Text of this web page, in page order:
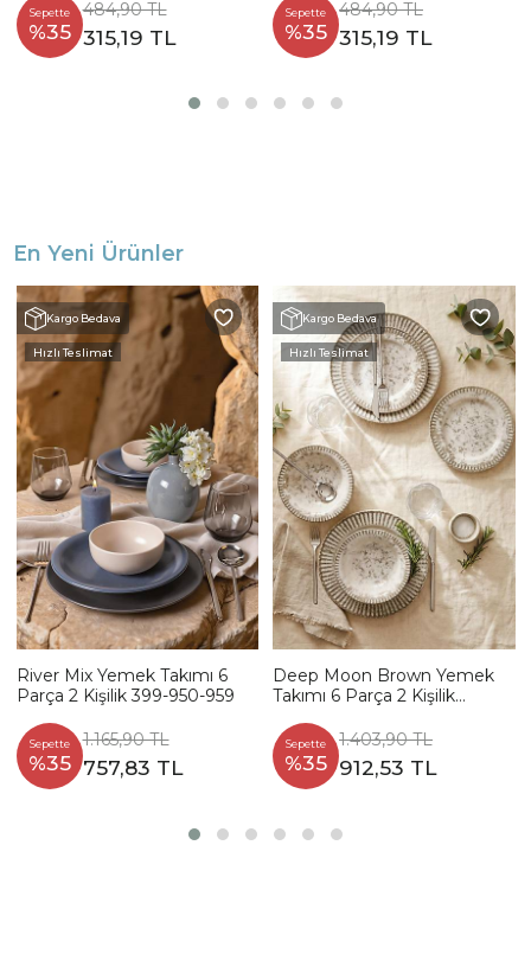
Sepette
%35
484,90 TL
315,19 TL
Sepette
%35
484,90 TL
315,19 TL
En Yeni Ürünler
Kargo Bedava
Hızlı Teslimat
River Mix Yemek Takımı 6
Parça 2 Kişilik 399-950-959
Sepette
%35
1.165,90 TL
757,83 TL
Kargo Bedava
Hızlı Teslimat
Deep Moon Brown Yemek
Takımı 6 Parça 2 Kişilik
Sepette
%35
1.403,90 TL
912,53 TL